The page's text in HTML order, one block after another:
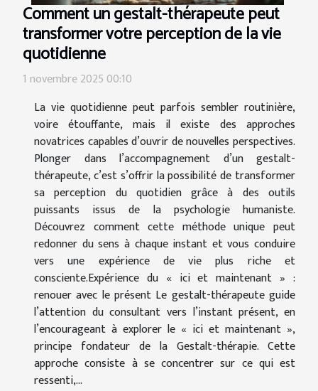
Comment un gestalt-thérapeute peut
transformer votre perception de la vie
quotidienne
1 novembre 2025 00:10
La vie quotidienne peut parfois sembler routinière,
voire étouffante, mais il existe des approches
novatrices capables d’ouvrir de nouvelles perspectives.
Plonger dans l’accompagnement d’un gestalt-
thérapeute, c’est s’offrir la possibilité de transformer
sa perception du quotidien grâce à des outils
puissants issus de la psychologie humaniste.
Découvrez comment cette méthode unique peut
redonner du sens à chaque instant et vous conduire
vers une expérience de vie plus riche et
consciente.Expérience du « ici et maintenant » :
renouer avec le présent Le gestalt-thérapeute guide
l’attention du consultant vers l’instant présent, en
l’encourageant à explorer le « ici et maintenant »,
principe fondateur de la Gestalt-thérapie. Cette
approche consiste à se concentrer sur ce qui est
ressenti,...